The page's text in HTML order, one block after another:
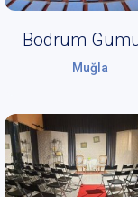
Muğla